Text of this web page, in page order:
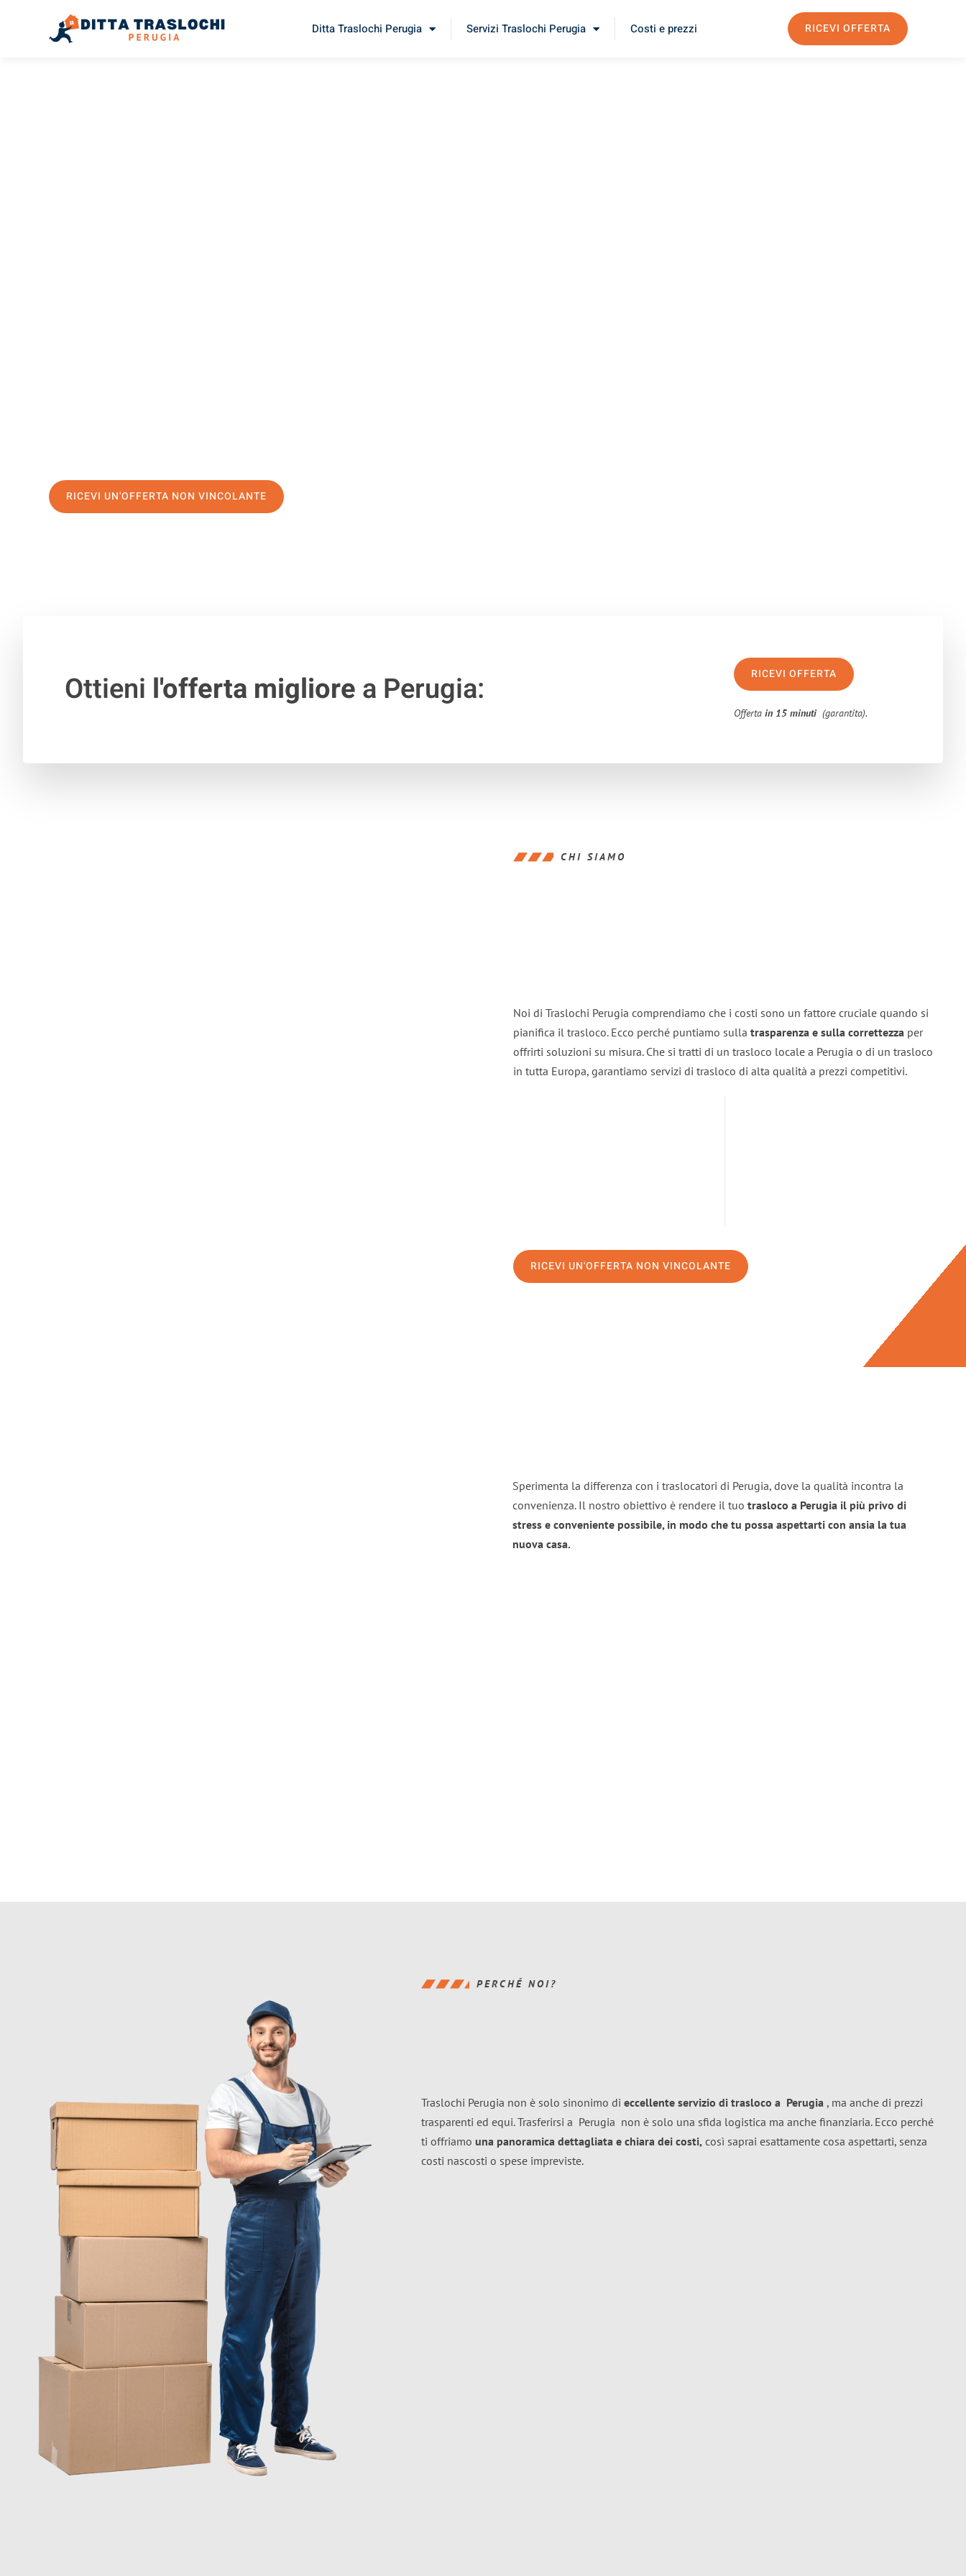
Ditta Traslochi Perugia Servizi Traslochi Perugia Costi e prezzi RICEVI OFFERTA
RICEVI UN'OFFERTA NON VINCOLANTE
Ottieni l'offerta migliorea Perugia: RICEVI OFFERTA
Offertain 15 minuti (garantita).
CHI SIAMO
Noi di Traslochi Perugia comprendiamo che i costi sono un fattore cruciale quando si
pianifica il trasloco. Ecco perché puntiamo sulla trasparenza e sulla correttezza per
offrirti soluzioni su misura. Che si tratti di un trasloco locale a Perugia o di un trasloco
in tutta Europa, garantiamo servizi di trasloco di alta qualità a prezzi competitivi.
RICEVI UN'OFFERTA NON VINCOLANTE
Sperimenta la differenza con i traslocatori di Perugia, dove la qualità incontra la
convenienza. Il nostro obiettivo è rendere il tuo trasloco a Perugia il più privo di
stress e conveniente possibile, in modo che tu possa aspettarti con ansia la tua
nuova casa.
PERCHÉ NOI?
Traslochi Perugia non è solo sinonimo di eccellente servizio di trasloco a Perugia , ma anche di prezzi
trasparenti ed equi. Trasferirsi a Perugia non è solo una sfida logistica ma anche finanziaria. Ecco perché
ti offriamo una panoramica dettagliata e chiara dei costi, così saprai esattamente cosa aspettarti, senza
costi nascosti o spese impreviste.